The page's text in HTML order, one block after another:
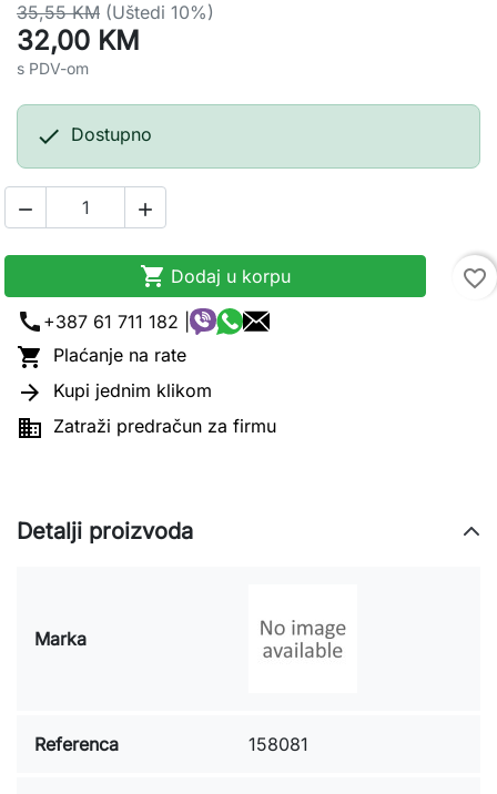
35,55 KM (Uštedi 10%)
32,00 KM
s PDV-om
 Dostupno
 
 Dodaj u korpu
favorite_border
call +387 61 711 182 |
 Plaćanje na rate
 Kupi jednim klikom
 Zatraži predračun za firmu
Detalji proizvoda
Marka
Referenca 158081